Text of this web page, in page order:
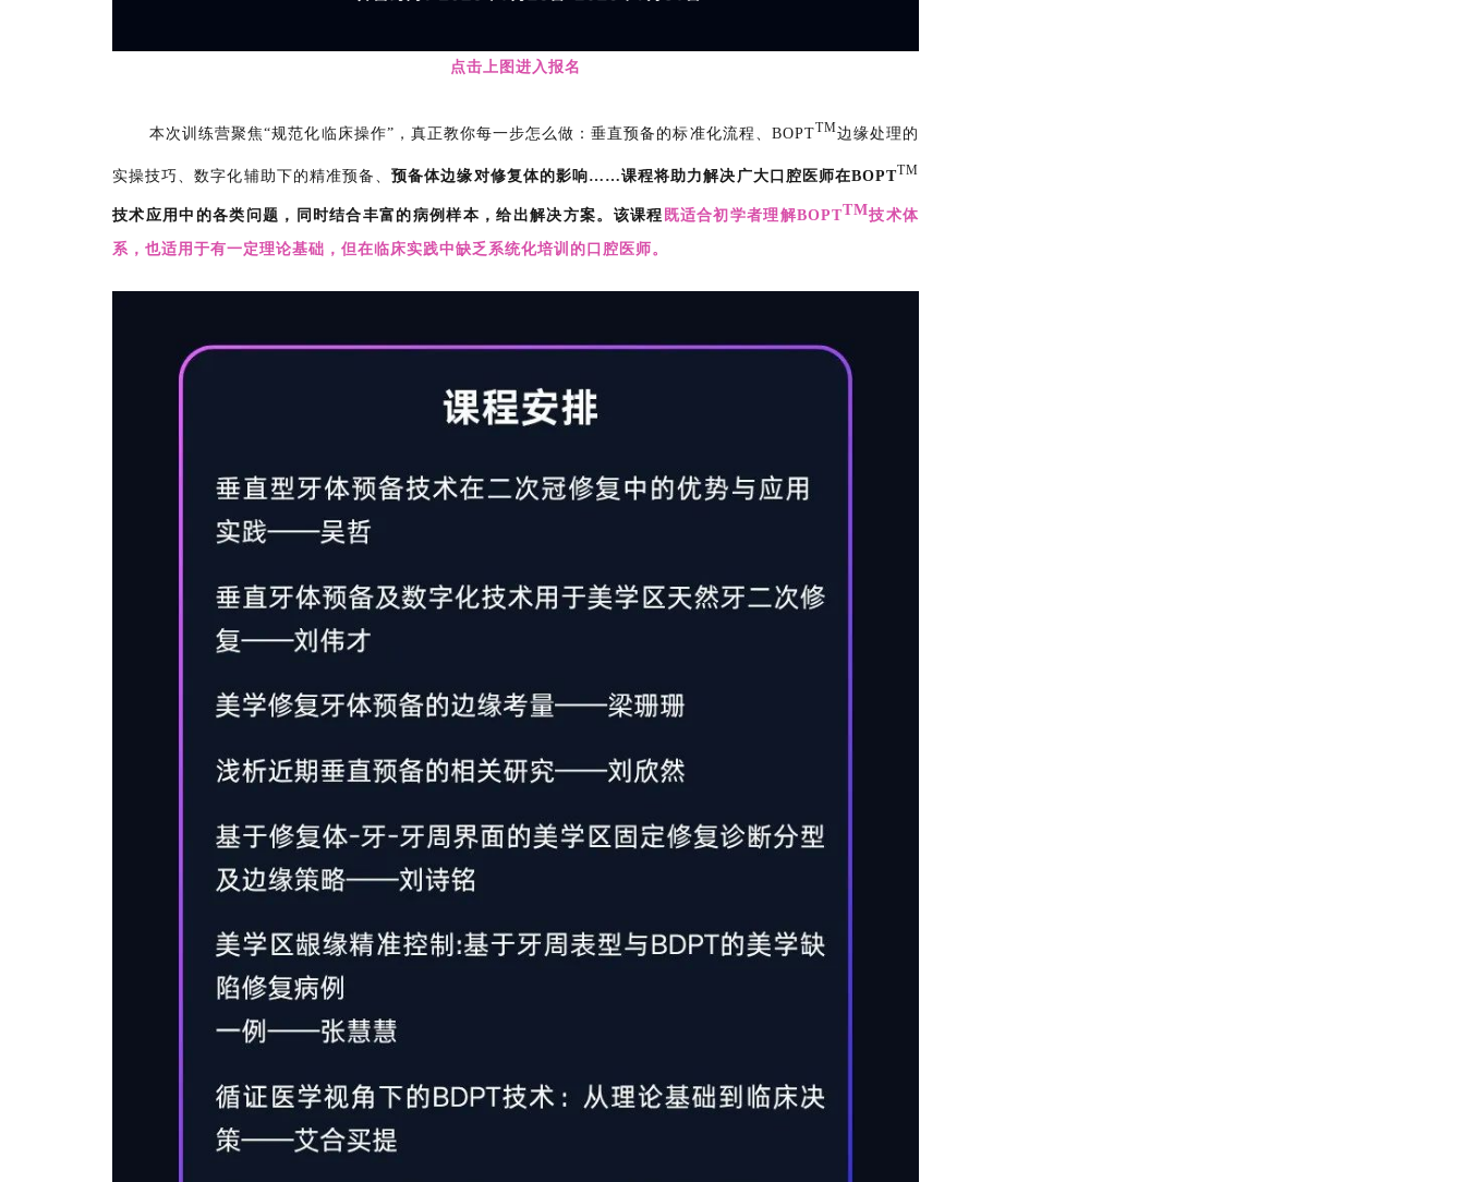
点击上图进入报名
本次训练营聚焦“规范化临床操作”，真正教你每一步怎么做：垂直预备的标准化流程、BOPTTM边缘处理的
实操技巧、数字化辅助下的精准预备、预备体边缘对修复体的影响……课程将助力解决广大口腔医师在BOPTTM
技术应用中的各类问题，同时结合丰富的病例样本，给出解决方案。该课程 既适合初学者理解BOPTTM技术体
系，也适用于有一定理论基础，但在临床实践中缺乏系统化培训的口腔医师。